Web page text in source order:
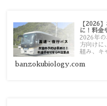
【2026
に！料金
2026年
方向けに
組み、キ
banzokubiology.com